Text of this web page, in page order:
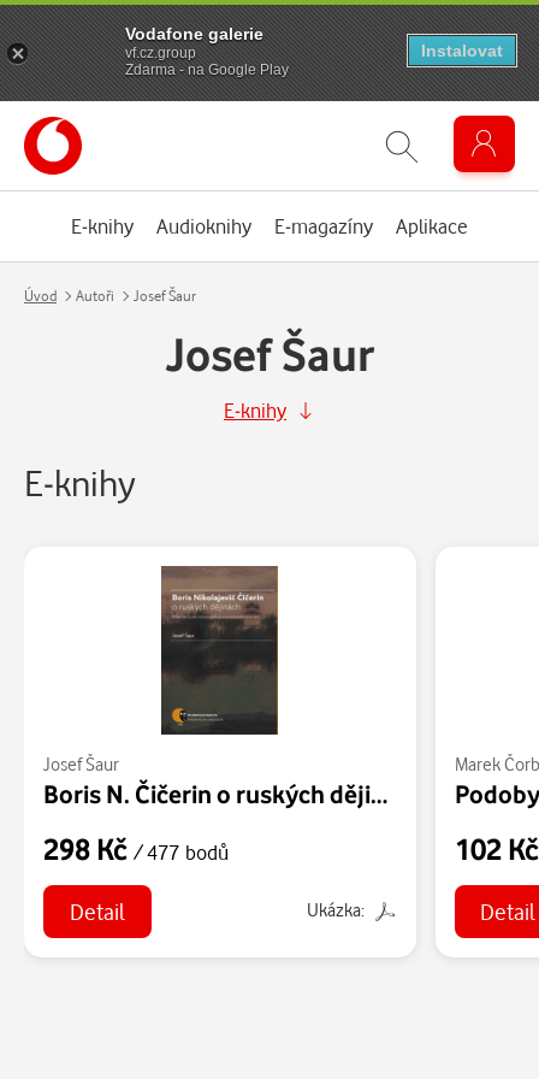
E-knihy Audioknihy E-magazíny Aplikace
Úvod Autoři Josef Šaur
Josef Šaur
E-knihy
E-knihy
Josef Šaur
Boris N. Čičerin o ruských dějinách (státní škola jako historiografický a společenský fenomén)
298 Kč / 477 bodů
Detail Ukázka:
Marek
102
Detail
Vodafone galerie
vf.cz.group
Zdarma - na Google Play
Instalovat